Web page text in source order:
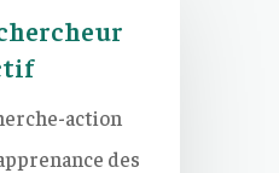
action
des